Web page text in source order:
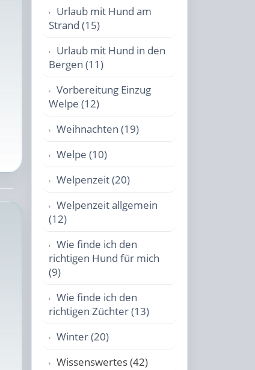
Urlaub mit Hund am
Strand (15)
Urlaub mit Hund in den
Bergen (11)
Vorbereitung Einzug
Welpe (12)
Weihnachten (19)
Welpe (10)
Welpenzeit (20)
Welpenzeit allgemein
(12)
Wie finde ich den
richtigen Hund für mich
(9)
Wie finde ich den
richtigen Züchter (13)
Winter (20)
Wissenswertes (42)